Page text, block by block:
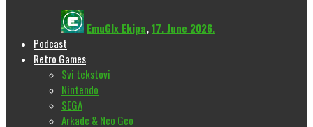
EmuGlx Ekipa,17. June 2026.
Podcast
Retro Games
Svi tekstovi
Nintendo
SEGA
Arkade & Neo Geo